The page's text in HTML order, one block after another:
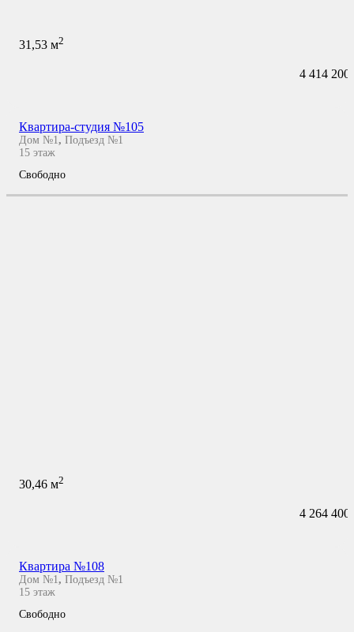
31,53 м2
4 414 200
Квартира-студия №105
Дом №1 , Подъезд №1
15 этаж
Свободно
30,46 м2
4 264 400
Квартира №108
Дом №1, Подъезд №1
15 этаж
Свободно